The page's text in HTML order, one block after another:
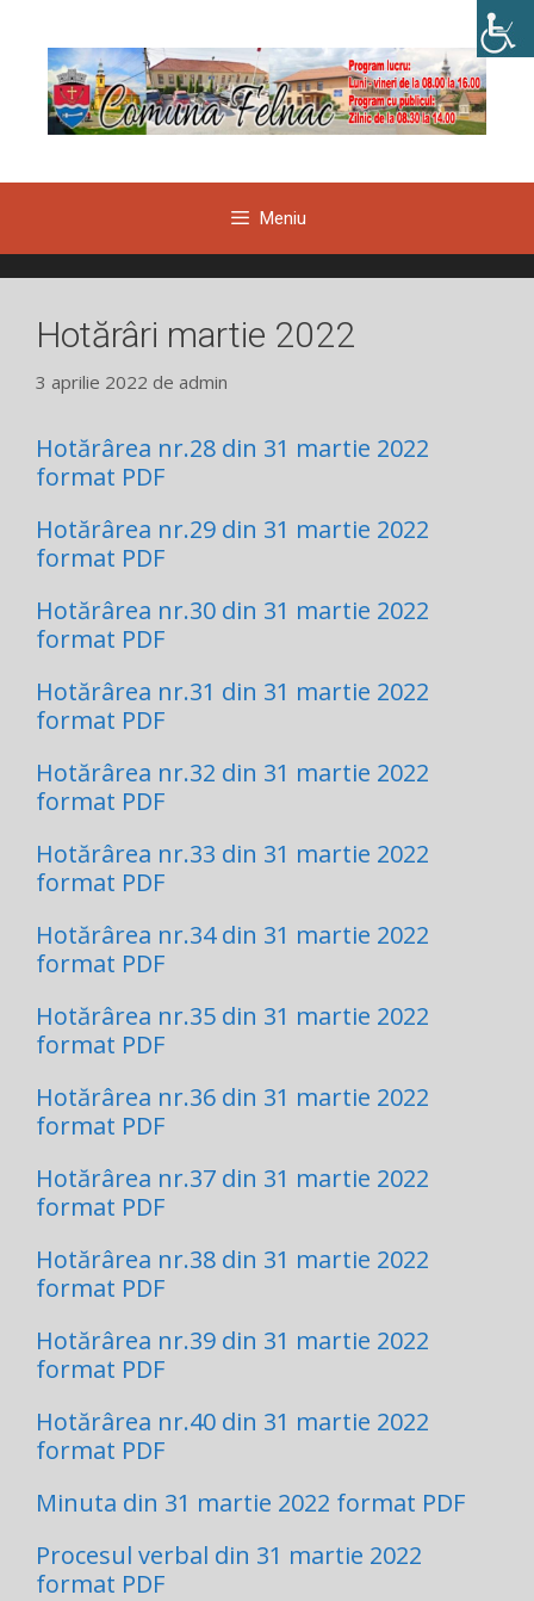
conținut
Meniu
Hotărâri martie 2022
3 aprilie 2022 de admin
Hotărârea nr.28 din 31 martie 2022
format PDF
Hotărârea nr.29 din 31 martie 2022
format PDF
Hotărârea nr.30 din 31 martie 2022
format PDF
Hotărârea nr.31 din 31 martie 2022
format PDF
Hotărârea nr.32 din 31 martie 2022
format PDF
Hotărârea nr.33 din 31 martie 2022
format PDF
Hotărârea nr.34 din 31 martie 2022
format PDF
Hotărârea nr.35 din 31 martie 2022
format PDF
Hotărârea nr.36 din 31 martie 2022
format PDF
Hotărârea nr.37 din 31 martie 2022
format PDF
Hotărârea nr.38 din 31 martie 2022
format PDF
Hotărârea nr.39 din 31 martie 2022
format PDF
Hotărârea nr.40 din 31 martie 2022
format PDF
Minuta din 31 martie 2022 format PDF
Procesul verbal din 31 martie 2022
format PDF